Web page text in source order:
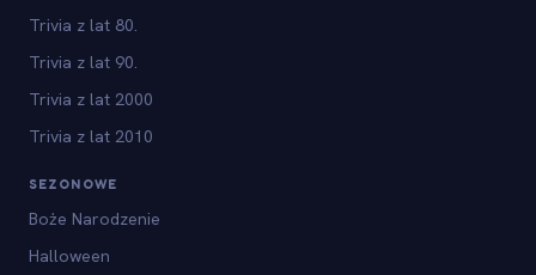
Trivia z lat 80.
Trivia z lat 90.
Trivia z lat 2000
Trivia z lat 2010
SEZONOWE
Boże Narodzenie
Halloween